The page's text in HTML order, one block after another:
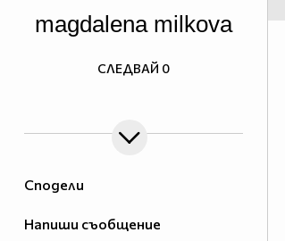
Сподели
Напиши съобщение
magdalena milkova
СЛЕДВАЙ 0